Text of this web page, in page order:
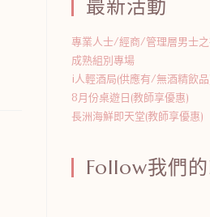
最新活動
專業人士/經商/管理層男士之
成熟組別專場
i人輕酒局(供應有/無酒精飲品
8月份桌遊日(教師享優惠)
長洲海鮮即天堂(教師享優惠)
Follow我們